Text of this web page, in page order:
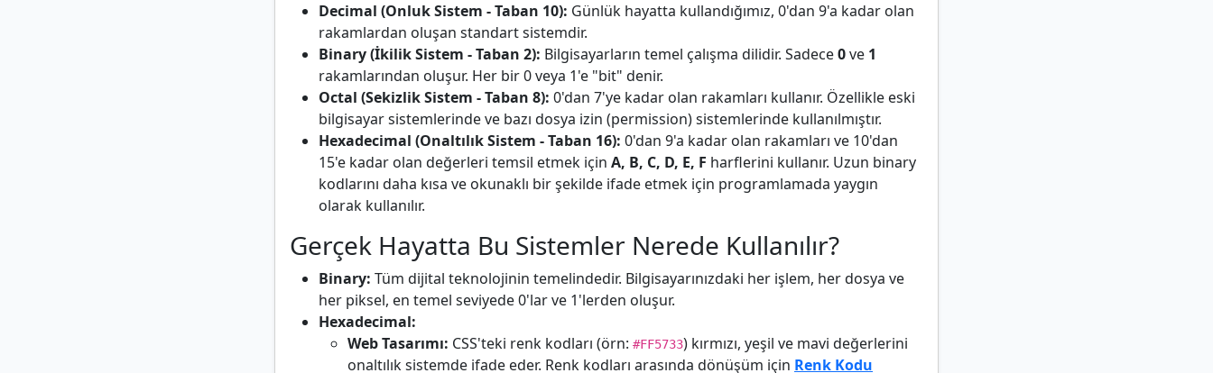
Decimal (Onluk Sistem - Taban 10): Günlük hayatta kullandığımız, 0'dan 9'a kadar olan
rakamlardan oluşan standart sistemdir.
Binary (İkilik Sistem - Taban 2): Bilgisayarların temel çalışma dilidir. Sadece0ve 1
rakamlarından oluşur. Her bir 0 veya 1'e "bit" denir.
Octal (Sekizlik Sistem - Taban 8): 0'dan 7'ye kadar olan rakamları kullanır. Özellikle eski
bilgisayar sistemlerinde ve bazı dosya izin (permission) sistemlerinde kullanılmıştır.
Hexadecimal (Onaltılık Sistem - Taban 16): 0'dan 9'a kadar olan rakamları ve 10'dan
15'e kadar olan değerleri temsil etmek için A, B, C, D, E, F harflerini kullanır. Uzun binary
kodlarını daha kısa ve okunaklı bir şekilde ifade etmek için programlamada yaygın
olarak kullanılır.
Gerçek Hayatta Bu Sistemler Nerede Kullanılır?
Binary: Tüm dijital teknolojinin temelindedir. Bilgisayarınızdaki her işlem, her dosya ve
her piksel, en temel seviyede 0'lar ve 1'lerden oluşur.
Hexadecimal:
Web Tasarımı: CSS'teki renk kodları (örn: #FF5733) kırmızı, yeşil ve mavi değerlerini
onaltılık sistemde ifade eder. Renk kodları arasında dönüşüm için Renk Kodu